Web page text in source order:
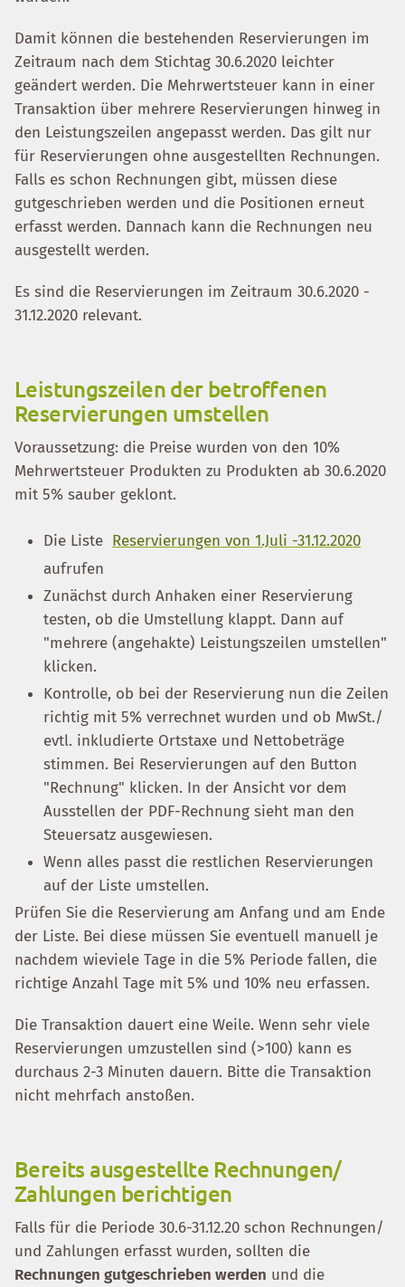
Damit können die bestehenden Reservierungen im
Zeitraum nach dem Stichtag 30.6.2020 leichter
geändert werden. Die Mehrwertsteuer kann in einer
Transaktion über mehrere Reservierungen hinweg in
den Leistungszeilen angepasst werden. Das gilt nur
für Reservierungen ohne ausgestellten Rechnungen.
Falls es schon Rechnungen gibt, müssen diese
gutgeschrieben werden und die Positionen erneut
erfasst werden. Dannach kann die Rechnungen neu
ausgestellt werden.
Es sind die Reservierungen im Zeitraum 30.6.2020 -
31.12.2020 relevant.
Leistungszeilen der betroffenen
Reservierungen umstellen
Voraussetzung: die Preise wurden von den 10%
Mehrwertsteuer Produkten zu Produkten ab 30.6.2020
mit 5% sauber geklont.
Die Liste Reservierungen von 1.Juli -31.12.2020
aufrufen
Zunächst durch Anhaken einer Reservierung
testen, ob die Umstellung klappt. Dann auf
"mehrere (angehakte) Leistungszeilen umstellen"
klicken.
Kontrolle, ob bei der Reservierung nun die Zeilen
richtig mit 5% verrechnet wurden und ob MwSt./
evtl. inkludierte Ortstaxe und Nettobeträge
stimmen. Bei Reservierungen auf den Button
"Rechnung" klicken. In der Ansicht vor dem
Ausstellen der PDF-Rechnung sieht man den
Steuersatz ausgewiesen.
Wenn alles passt die restlichen Reservierungen
auf der Liste umstellen.
Prüfen Sie die Reservierung am Anfang und am Ende
der Liste. Bei diese müssen Sie eventuell manuell je
nachdem wieviele Tage in die 5% Periode fallen, die
richtige Anzahl Tage mit 5% und 10% neu erfassen.
Die Transaktion dauert eine Weile. Wenn sehr viele
Reservierungen umzustellen sind (>100) kann es
durchaus 2-3 Minuten dauern. Bitte die Transaktion
nicht mehrfach anstoßen.
Bereits ausgestellte Rechnungen/
Zahlungen berichtigen
Falls für die Periode 30.6-31.12.20 schon Rechnungen/
und Zahlungen erfasst wurden, sollten die
Rechnungen gutgeschrieben werden und die